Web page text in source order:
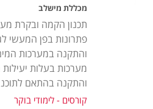
ניהול אחזקה מקנה ידע
אינסטלציה, נגרות, מסגרות,
במסגרת הקורס למעשה
שוטפת בתחומים אלו וכן
במקרה הצורך.חשוב לזכור כי
ודורש ידע נרחב בתחומים
מכללת מישלב
תכנון הקמה ובקרת
פתרונות בפן המעשי
והתקנה במערכות
מערכות בעלות יעילות
והתקנה בהתאם
קורסים - לימודי בוקר